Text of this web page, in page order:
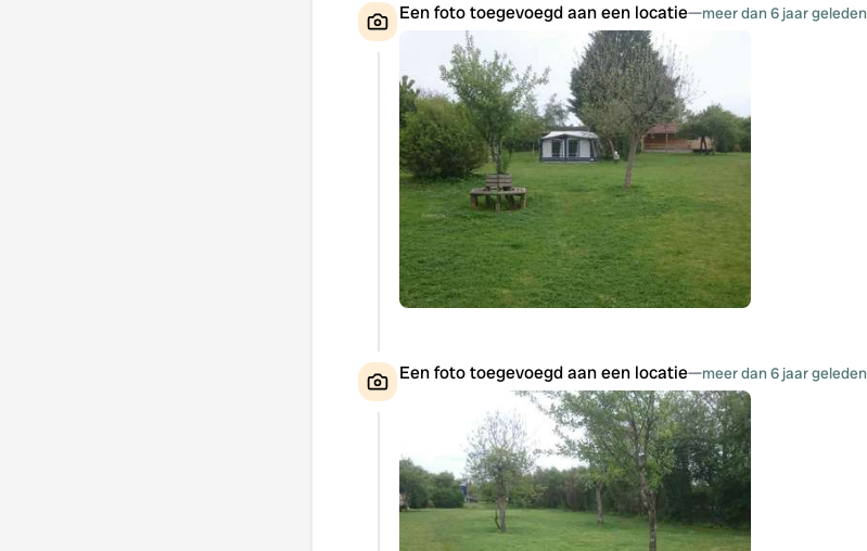
Een foto toegevoegd aan een locatie—meer dan 6 jaar geleden
Een foto toegevoegd aan een locatie—meer dan 6 jaar geleden